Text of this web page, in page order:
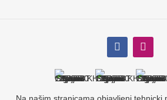
Na našim stranicama objavljeni tehnicki